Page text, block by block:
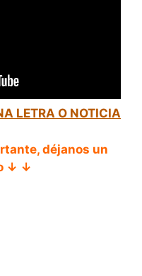
LETRA O NOTICIA
déjanos un
↓ ↓